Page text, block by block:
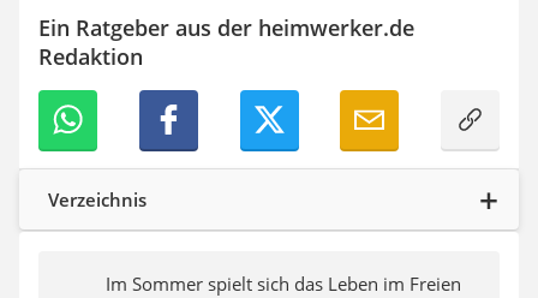
Reizstromgerät
Infrarot-Thermometer
GPS-Tracker
Heizkissen
Digitale Zeitschaltuhr
Paketbriefkasten
Fensterkontaktschalter
Hygrometer
Ein Ratgeber aus der heimwerker.de
Redaktion
Verzeichnis
Im Sommer spielt sich das Leben im Freien